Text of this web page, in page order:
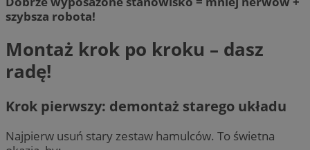
szybsza robota!
Montaż krok po kroku – dasz
radę!
Krok pierwszy: demontaż starego układu
Najpierw usuń stary zestaw hamulców. To świetna